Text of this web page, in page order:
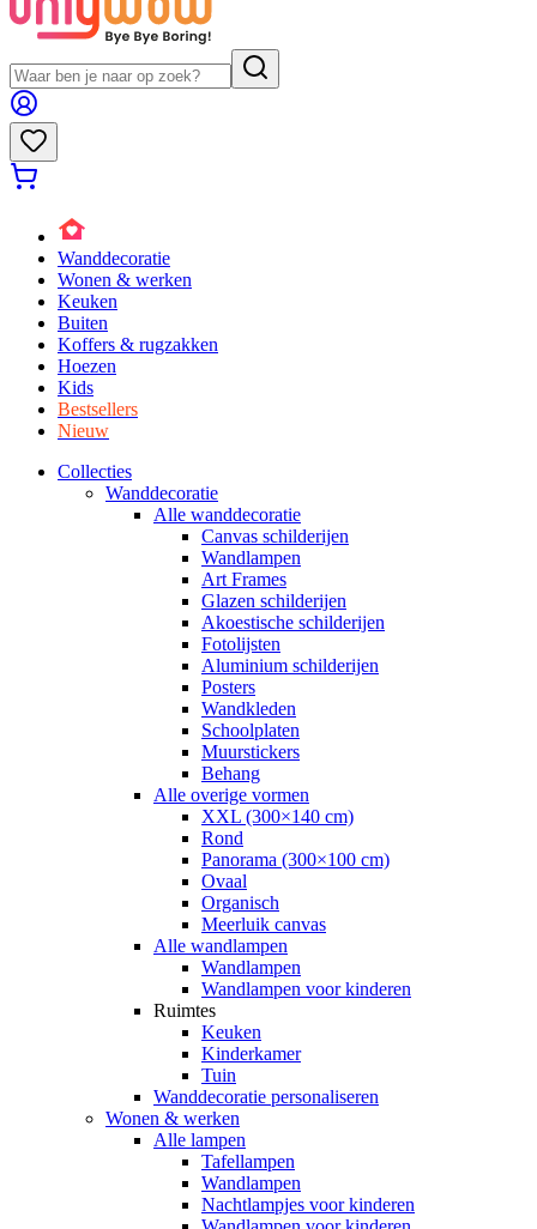
Wanddecoratie
Wonen & werken
Keuken
Buiten
Koffers & rugzakken
Hoezen
Kids
Bestsellers
Nieuw
Collecties
Wanddecoratie
Alle wanddecoratie
Canvas schilderijen
Wandlampen
Art Frames
Glazen schilderijen
Akoestische schilderijen
Fotolijsten
Aluminium schilderijen
Posters
Wandkleden
Schoolplaten
Muurstickers
Behang
Alle overige vormen
XXL (300×140 cm)
Rond
Panorama (300×100 cm)
Ovaal
Organisch
Meerluik canvas
Alle wandlampen
Wandlampen
Wandlampen voor kinderen
Ruimtes
Keuken
Kinderkamer
Tuin
Wanddecoratie personaliseren
Wonen & werken
Alle lampen
Tafellampen
Wandlampen
Nachtlampjes voor kinderen